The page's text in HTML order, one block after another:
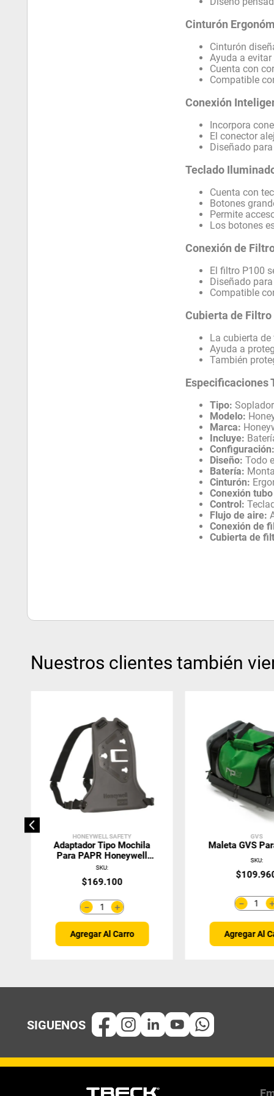
Cinturón
Cinturón
Ayuda a
Cuenta con
Compatible
Conexión
Incorpora
El conector
Diseñado
Teclado
Cuenta con
Botones
Permite
Los botones
Conexión de
El filtro P100
Diseñado
Compatible
Cubierta de Filtro
La cubierta
Ayuda a
También
Especificaciones
Tipo:
Modelo:
Marca:
Incluye:
Diseño: Todo
Batería:
Cinturón:
Conexión
Control:
Flujo de aire:
Conexión de
Cubierta de
Nuestros clientes también
HONEYWELL SAFETY
Adaptador Tipo Mochila
Para PAPR Honeywell
PA761
SKU:
$169.100
＋
－
Agregar Al Carro
GVS
Maleta GVS
SKU:
$109.
－
Agregar Al